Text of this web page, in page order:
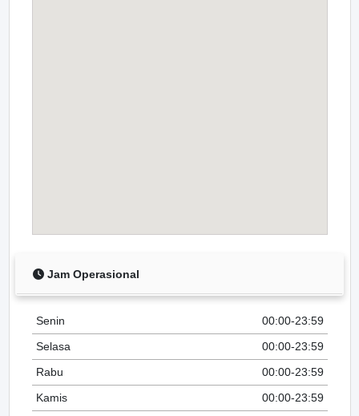
Jam Operasional
Senin
00:00-23:59
Selasa
00:00-23:59
Rabu
00:00-23:59
Kamis
00:00-23:59